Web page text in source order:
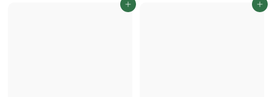
In den Einkaufswagen legen In den Einkaufswagen legen